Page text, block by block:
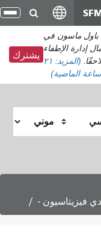
باول ماسون في
الإطفاء
(المزيد:٢١
يشترك